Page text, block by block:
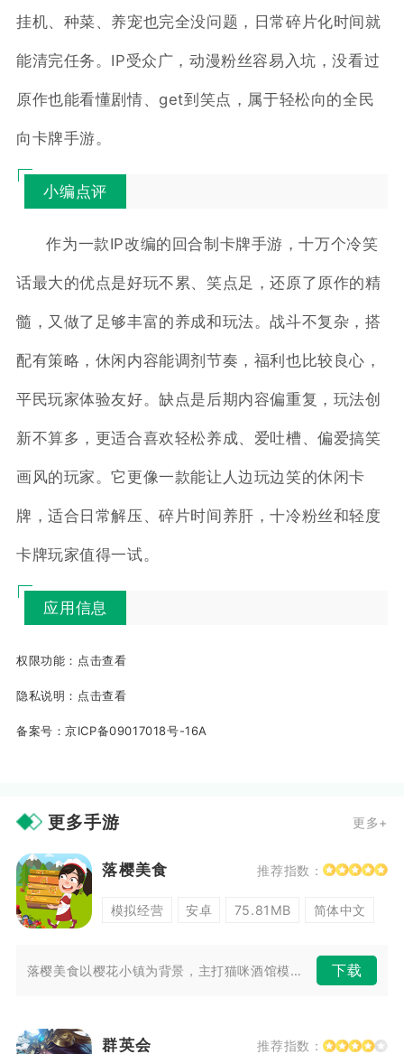
挂机、种菜、养宠也完全没问题，日常碎片化时间就
能清完任务。IP受众广，动漫粉丝容易入坑，没看过
原作也能看懂剧情、get到笑点，属于轻松向的全民
向卡牌手游。
小编点评
作为一款IP改编的回合制卡牌手游，十万个冷笑
话最大的优点是好玩不累、笑点足，还原了原作的精
髓，又做了足够丰富的养成和玩法。战斗不复杂，搭
配有策略，休闲内容能调剂节奏，福利也比较良心，
平民玩家体验友好。缺点是后期内容偏重复，玩法创
新不算多，更适合喜欢轻松养成、爱吐槽、偏爱搞笑
画风的玩家。它更像一款能让人边玩边笑的休闲卡
牌，适合日常解压、碎片时间养肝，十冷粉丝和轻度
卡牌玩家值得一试。
应用信息
权限功能： 点击查看
隐私说明： 点击查看
备案号：京ICP备09017018号-16A
更多手游 更多+
落樱美食 推荐指数：
模拟经营 安卓 75.81MB 简体中文
落樱美食以樱花小镇为背景，主打猫咪酒馆模拟经营。玩家接手一间小店，制作... 下载
群英会 推荐指数：